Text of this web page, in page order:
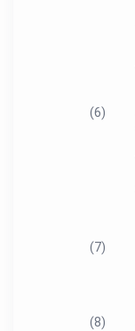
(6)
(7)
(8)